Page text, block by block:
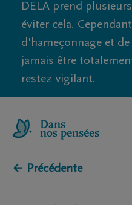
DELA prend
éviter cela.
d'hameçonnage et
jamais être
restez vigilant.
← Précédente